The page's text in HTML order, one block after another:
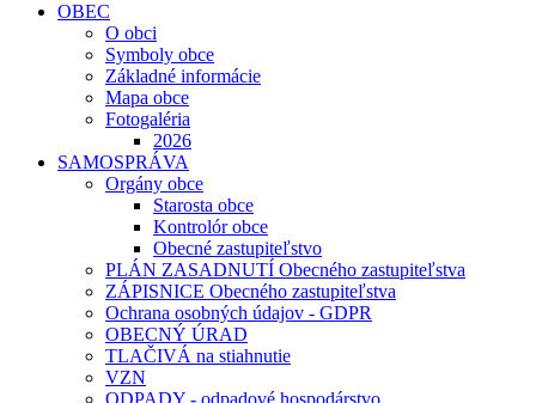
OBEC
O obci
Symboly obce
Základné informácie
Mapa obce
Fotogaléria
2026
SAMOSPRÁVA
Orgány obce
Starosta obce
Kontrolór obce
Obecné zastupiteľstvo
PLÁN ZASADNUTÍ Obecného zastupiteľstva
ZÁPISNICE Obecného zastupiteľstva
Ochrana osobných údajov - GDPR
OBECNÝ ÚRAD
TLAČIVÁ na stiahnutie
VZN
ODPADY - odpadové hospodárstvo